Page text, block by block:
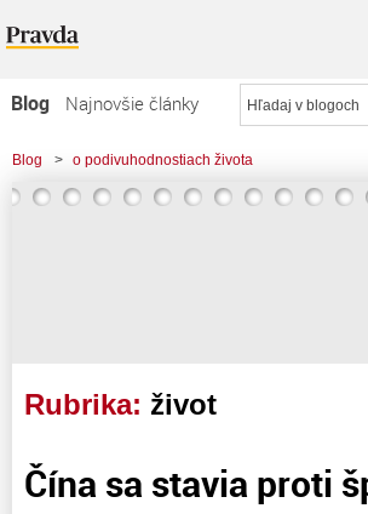
Blog
Najnovšie články
Najčítanejšie články
Najkomentovanejšie články
Blog > o podivuhodnostiach života
Rubrika: život
Čína sa stavia proti